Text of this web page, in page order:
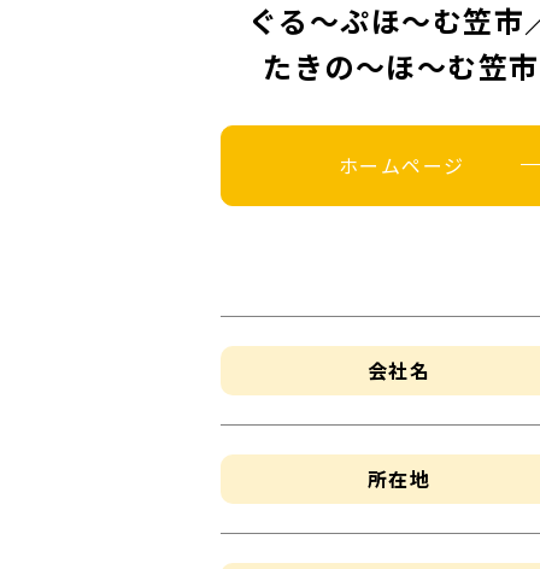
ぐる〜ぷほ〜む笠市
たきの〜ほ〜む笠市
ホームページ
会社名
所在地